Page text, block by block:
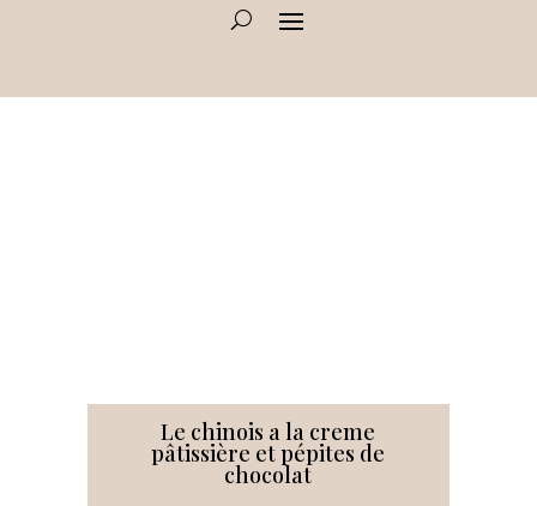
Le chinois a la creme
pâtissière et pépites de
chocolat